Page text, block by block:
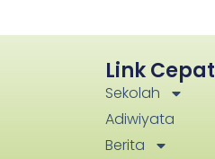
Link Cepat
Sekolah
Adiwiyata
Berita